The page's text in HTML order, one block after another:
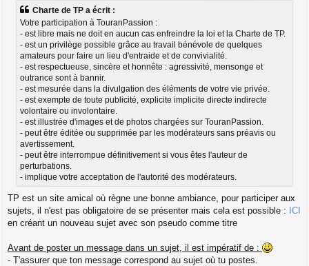
Charte de TP a écrit :
Votre participation à TouranPassion :
- est libre mais ne doit en aucun cas enfreindre la loi et la Charte de TP.
- est un privilège possible grâce au travail bénévole de quelques
amateurs pour faire un lieu d'entraide et de convivialité.
- est respectueuse, sincère et honnête : agressivité, mensonge et
outrance sont à bannir.
- est mesurée dans la divulgation des éléments de votre vie privée.
- est exempte de toute publicité, explicite implicite directe indirecte
volontaire ou involontaire.
- est illustrée d'images et de photos chargées sur TouranPassion.
- peut être éditée ou supprimée par les modérateurs sans préavis ou
avertissement.
- peut être interrompue définitivement si vous êtes l'auteur de
perturbations.
- implique votre acceptation de l'autorité des modérateurs.
TP est un site amical où règne une bonne ambiance, pour participer aux
sujets, il n'est pas obligatoire de se présenter mais cela est possible : ICI
en créant un nouveau sujet avec son pseudo comme titre
Avant de poster un message dans un sujet, il est impératif de :
- T'assurer que ton message correspond au sujet où tu postes.